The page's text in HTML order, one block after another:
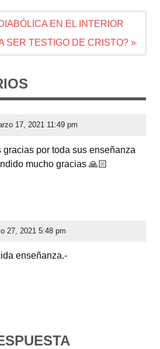
EN EL INTERIOR
SER TESTIGO DE CRISTO? »
17, 2021 11:49 pm
gracias por toda sus enseñanza
mucho gracias 🙏🏻
27, 2021 5:48 pm
enseñanza.-